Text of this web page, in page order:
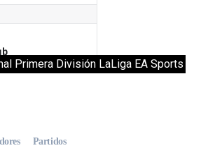
Primera División LaLiga EA Sports